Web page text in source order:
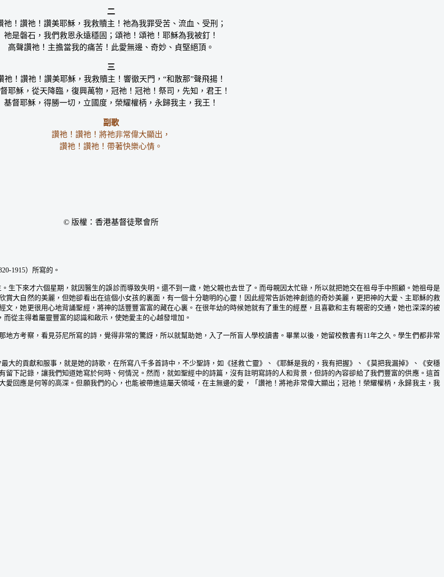
二
祂！讚祂！讚美耶穌，我救贖主！祂為我罪受苦、流血、受刑；
祂是磐石，我們救恩永遠穩固；頌祂！頌祂！耶穌為我被釘！
高聲讚祂！主擔當我的痛苦！此愛無邊、奇妙、貞堅絕頂。
三
祂！讚祂！讚美耶穌，我救贖主！響徹天門，“和散那”聲飛揚！
耶穌，從天降臨，復興萬物，冠祂！冠祂！祭司，先知，君王！
基督耶穌，得勝一切，立國度，榮耀權柄，永歸我主，我王！
副歌
讚祂！讚祂！將祂非常偉大顯出，
讚祂！讚祂！帶著快樂心情。
© 版權：香港基督徒聚會所
1915）所寫的。
下來才六個星期，就因醫生的誤診而導致失明。還不到一歲，她父親也去世了。而母親因太忙碌，所以就把她交在祖母手中照顧。她祖母是
大自然的美麗，但她卻看出在這個小女孩的裏面，有一個十分聰明的心靈！因此經常告訴她神創造的奇妙美麗，更把神的大愛、主耶穌的救
，她更很用心地背誦聖經，將神的話豐豐富富的藏在心裏。在很年幼的時候她就有了重生的經歷，且喜歡和主有親密的交通，她也深深的被
從主得着屬靈豐富的認識和啟示，使她愛主的心越發增加。
考察，看見芬尼所寫的詩，覺得非常的驚訝，所以就幫助她，入了一所盲人學校讀書。畢業以後，她留校教書有11年之久。學生們都非常
的貢獻和服事，就是她的詩歌，在所寫八千多首詩中，不少聖詩，如《拯救亡靈》、《耶穌是我的，我有把握》、《莫把我漏掉》、《安穩
下記錄，讓我們知道她寫於何時、何情況。然而，就如聖經中的詩篇，沒有註明寫詩的人和背景，但詩的內容卻給了我們豐富的供應。這首
回應是何等的高深。但願我們的心，也能被帶進這屬天領域，在主無邊的愛，「讚祂！將祂非常偉大顯出；冠祂！榮耀權柄，永歸我主，我